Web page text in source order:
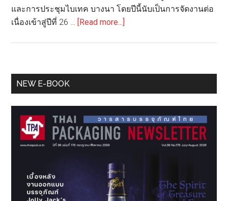
และการประชุมไบเทค บางนา โดยปีนี้นับเป็นการจัดงานต่อ
เนื่องเข้าสู่ปีที่ 26 …
[Read more...]
Industrial
Food
Pack
Asia
ชู
แนวคิด
“AI
Primary
NEW E-BOOK